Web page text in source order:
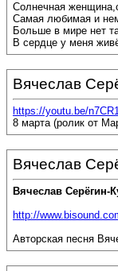
Солнечная
Самая любимая и
Больше в мире нет
В сердце у меня
Вячеслав
https://youtu.be/
8 марта (ролик от
Вячеслав
Вячеслав Серёгин-
http://
Авторская песня